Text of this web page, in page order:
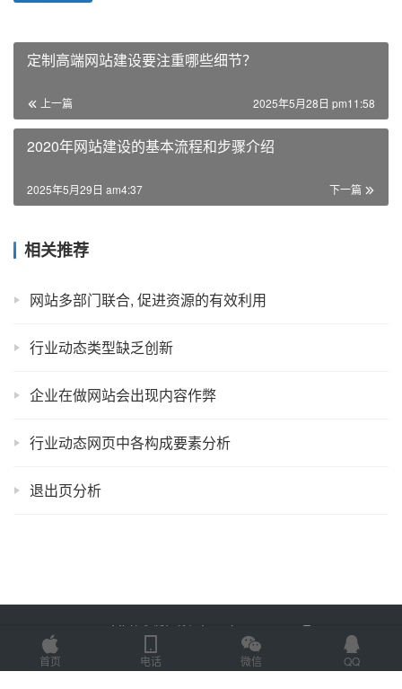
定制高端网站建设要注重哪些细节？
上一篇 2025年5月28日 pm11:58
2020年网站建设的基本流程和步骤介绍
下一篇
2025年5月29日 am4:37
相关推荐
网站多部门联合, 促进资源的有效利用
行业动态类型缺乏创新
企业在做网站会出现内容作弊
行业动态网页中各构成要素分析
退出页分析
Copyright © 2025 金海技术 版权所有 鲁ICP备2022012774号-2
首页
电话 微信 QQ